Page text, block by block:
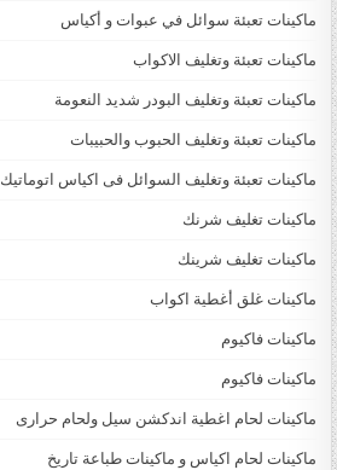
ماكينات تعبئة سوائل في عبوات و أكياس
ماكينات تعبئة وتغليف الاكواب
ماكينات تعبئة وتغليف البودر شديد النعومة
ماكينات تعبئة وتغليف الحبوب والحبيبات
ماكينات تعبئة وتغليف السوائل فى اكياس اتوماتيك
ماكينات تغليف شرنك
ماكينات تغليف شرينك
ماكينات غلق أغطية اكواب
ماكينات فاكيوم
ماكينات فاكيوم
ماكينات لحام اغطية اندكشن سيل ولحام حرارى
ماكينات لحام اكياس و ماكينات طباعة تاريخ